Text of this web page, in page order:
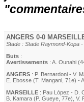
ANGERS 0-0
Stade : Stade Raymond-Kopa
Buts :
Avertissements : A. Ounahi
ANGERS : P. Bernardoni - V.
E. Ebosse (T. Mangani , 71e) -
MARSEILLE : Pau López - D.
B. Kamara (P. Gueye , 77e) V.